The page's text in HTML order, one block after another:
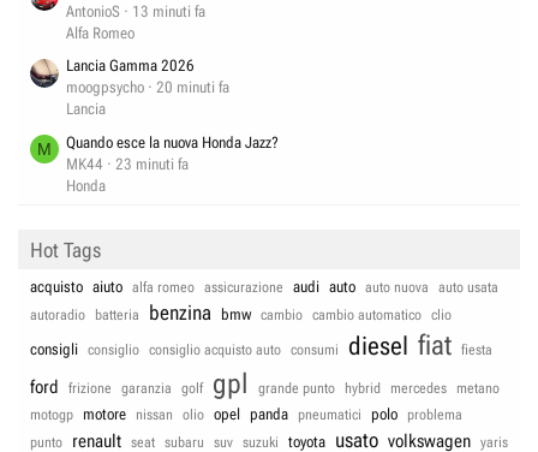
AntonioS
13 minuti fa
Alfa Romeo
Lancia Gamma 2026
moogpsycho
20 minuti fa
Lancia
M
Quando esce la nuova Honda Jazz?
MK44
23 minuti fa
Honda
Hot Tags
acquisto aiuto alfa romeo assicurazione audi auto auto nuova
auto usata
autoradio
batteria benzina bmw cambio cambio automatico clio
consigli consiglio consiglio acquisto auto consumi diesel fiat fiesta
ford frizione garanzia golf gpl grande punto hybrid mercedes
metano
motogp
motore nissan olio opel panda pneumatici polo
problema
punto
renault seat subaru suv suzuki toyota usato volkswagen yaris